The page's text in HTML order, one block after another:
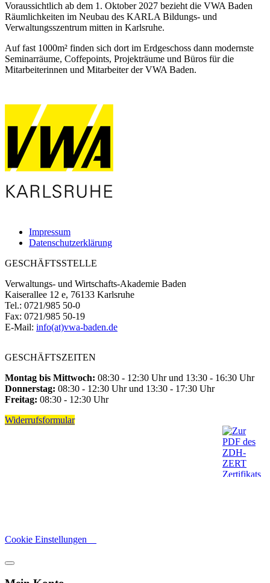
Voraussichtlich ab dem 1. Oktober 2027 bezieht die VWA Baden
Räumlichkeiten im Neubau des KARLA Bildungs- und
Verwaltungsszentrum mitten in Karlsruhe.
Auf fast 1000m² finden sich dort im Erdgeschoss dann modernste
Seminarräume, Coffepoints, Projekträume und Büros für die
Mitarbeiterinnen und Mitarbeiter der VWA Baden.
Impressum
Datenschutzerklärung
GESCHÄFTSSTELLE
Verwaltungs- und Wirtschafts-Akademie Baden
Kaiserallee 12 e, 76133 Karlsruhe
Tel.: 0721/985 50-0
Fax: 0721/985 50-19
E-Mail: info(at)vwa-baden.de
GESCHÄFTSZEITEN
Montag bis Mittwoch: 08:30 - 12:30 Uhr und 13:30 - 16:30 Uhr
Donnerstag: 08:30 - 12:30 Uhr und 13:30 - 17:30 Uhr
Freitag: 08:30 - 12:30 Uhr
Widerrufsformular
Cookie Einstellungen